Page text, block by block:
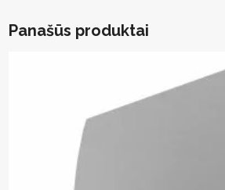
Panašūs produktai